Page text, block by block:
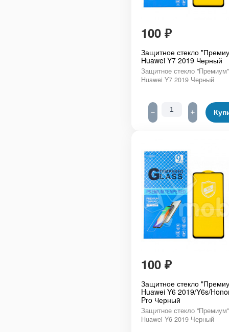
100 ₽
Защитное стекло
Huawei Y7 2019 Черный
Защитное стекло
Huawei Y7 2019 Черный
− +
100 ₽
Защитное стекло
Huawei Y6 2019/Y6s/
Pro Черный
Защитное стекло
Huawei Y6 2019 Черный